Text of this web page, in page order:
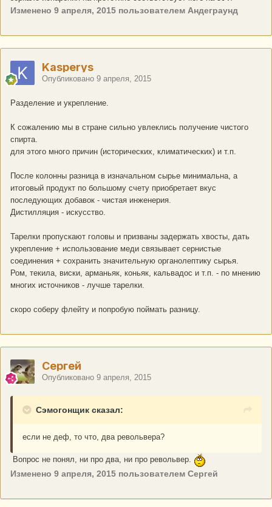
Изменено 9 апреля, 2015 пользователем Андеграунд
Kasperys
Опубликовано 9 апреля, 2015
Разделение и укрепление.
К сожалению мы в стране сильно увлеклись получение чистого
спирта.
для этого много причин (исторических, климатических) и т.п.
После колонны разница в изначальном сырье минимальна, а
итоговый продукт по большому счету приобретает вкус
последующих добавок - чистая инженерия.
Дистилляция - искусство.
Тарелки пропускают головы и призваны задержать хвосты, дать
укрепление + использование меди связывает сернистые
соединения + сохранить значительную органолептику сырья.
Ром, текила, виски, арманьяк, коньяк, кальвадос и т.п. - по мнению
многих источников - лучше тарелки.
скоро соберу флейту и попробую поймать разницу.
Сергей
Опубликовано 9 апреля, 2015
Сэмогонщик сказал:
если не деф, то что, два револьвера?
Вопрос не понял, ни про два, ни про револьвер.
Изменено 9 апреля, 2015 пользователем Сергей